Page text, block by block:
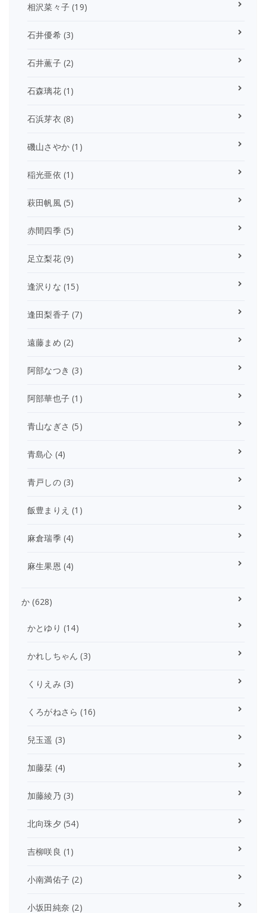
相沢菜々子 (19)
石井優希(3)
石井薫子(2)
石森璃花(1)
石浜芽衣 (8)
磯山さやか (1)
稲光亜依 (1)
萩田帆風(5)
赤間四季(5)
足立梨花(9)
逢沢りな (15)
逢田梨香子 (7)
遠藤まめ (2)
阿部なつき (3)
阿部華也子 (1)
青山なぎさ (5)
青島心 (4)
青戸しの(3)
飯豊まりえ (1)
麻倉瑞季(4)
麻生果恩 (4)
か (628)
かとゆり (14)
かれしちゃん (3)
くりえみ (3)
くろがねさら (16)
兒玉遥 (3)
加藤栞 (4)
加藤綾乃 (3)
北向珠夕 (54)
吉柳咲良 (1)
小南満佑子 (2)
小坂田純奈 (2)